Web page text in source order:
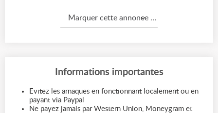
Marquer cette annonce comme...
Informations importantes
Evitez les arnaques en fonctionnant localement ou en
payant via Paypal
Ne payez jamais par Western Union, Moneygram et